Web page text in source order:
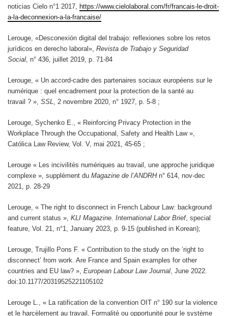
noticias Cielo n°1 2017,
https://www.cielolaboral.com/fr/francais-le-droit-
a-la-deconnexion-a-la-francaise/
Lerouge, «Desconexión digital del trabajo: reflexiones sobre los retos
jurídicos en derecho laboral», Revista de Trabajo y Seguridad
Social n° 436, juillet 2019, p. 71-84
Lerouge, « Un accord-cadre des partenaires sociaux européens sur le
numérique : quel encadrement pour la protection de la santé au
travail ? », SSL , 2 novembre 2020, n° 1927, p. 5-8 ;
Lerouge, Sychenko E., « Reinforcing Privacy Protection in the
Workplace Through the Occupational, Safety and Health Law »,
Católica Law Review, Vol. V, mai 2021, 45-65 ;
Lerouge « Les incivilités numériques au travail, une approche juridique
complexe », supplément du Magazine de l’ANDRH n° 614, nov-dec
2021, p. 28-29
Lerouge, « The right to disconnect in French Labour Law: background
and current status », KLI Magazine. International Labor Brief, special
feature, Vol. 21, n°1, January 2023, p. 9-15 (published in Korean);
Lerouge, Trujillo Pons F. « Contribution to the study on the ‘right to
disconnect’ from work. Are France and Spain examples for other
countries and EU law? », European Labour Law Journal , June 2022.
doi:10.1177/20319525221105102
Lerouge L., « La ratification de la convention OIT n° 190 sur la violence
et le harcèlement au travail. Formalité ou opportunité pour le système